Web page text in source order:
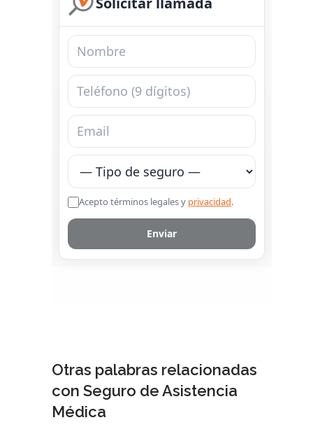
Otras palabras relacionadas
con Seguro de Asistencia
Médica